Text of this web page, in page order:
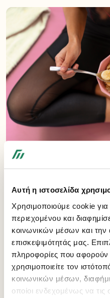
Αυτή η ιστοσελίδα
Χρησιμοποιούμε cookie για
περιεχομένου και
κοινωνικών μέσων και την
επισκεψιμότητάς μας.
πληροφορίες που
χρησιμοποιείτε τον
κοινωνικών μέσων,
οποίοι ενδεχομένως να
Γιατί πρέπει να
για να ενισχύσεις την
σώματός σου. Συγκεκριμένα
Πρόληψη της κόπωσης
Ένα σνακ πλούσιο σε
να αποφύγεις την εξάντληση
προπόνησης.